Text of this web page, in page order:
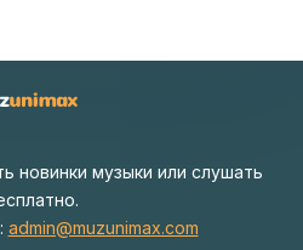
новинки музыки или слушать
admin@muzunimax.com